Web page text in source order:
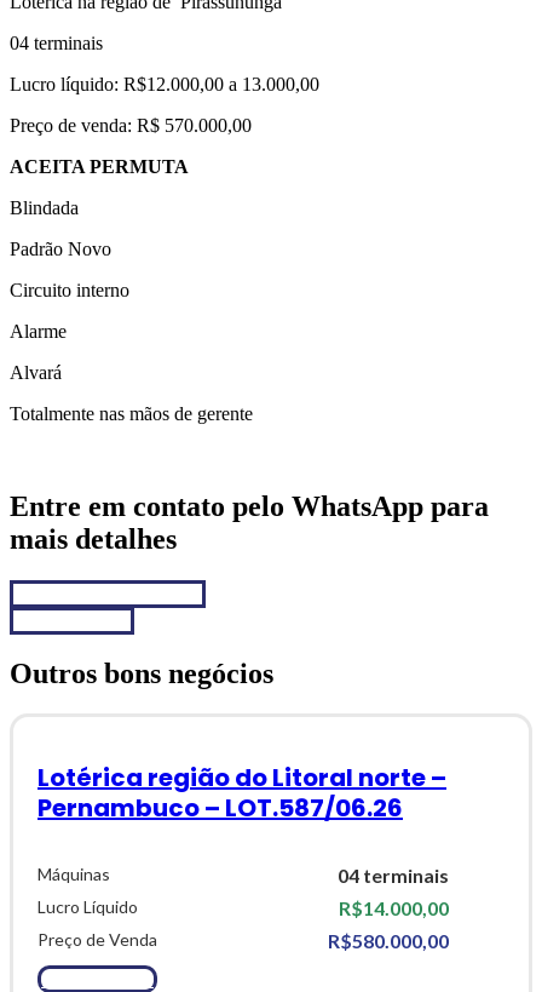
04 terminais
Lucro líquido: R$12.000,00 a 13.000,00
Preço de venda: R$ 570.000,00
ACEITA PERMUTA
Blindada
Padrão Novo
Circuito interno
Alarme
Alvará
Totalmente nas mãos de gerente
Entre em contato pelo WhatsApp para
mais detalhes
Outros bons negócios
Lotérica região do Litoral norte –
Pernambuco – LOT.587/06.26
Máquinas 04 terminais
Lucro Líquido R$14.000,00
Preço de Venda R$580.000,00
Ver Detalhes